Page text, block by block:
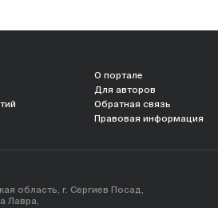
О портале
Для авторов
Обратная связь
Правовая информация
область, г. Сергиев Посад,
Лавра,